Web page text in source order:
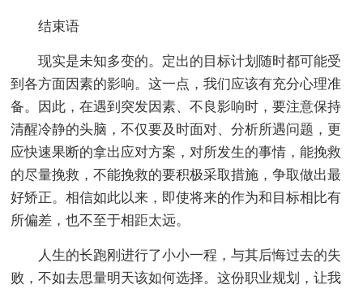
结束语
现实是未知多变的。定出的目标计划随时都可能受
到各方面因素的影响。这一点，我们应该有充分心理准
备。因此，在遇到突发因素、不良影响时，要注意保持
清醒冷静的头脑，不仅要及时面对、分析所遇问题，更
应快速果断的拿出应对方案，对所发生的事情，能挽救
的尽量挽救，不能挽救的要积极采取措施，争取做出最
好矫正。相信如此以来，即使将来的作为和目标相比有
所偏差，也不至于相距太远。
人生的长跑刚进行了小小一程，与其后悔过去的失
败，不如去思量明天该如何选择。这份职业规划，让我